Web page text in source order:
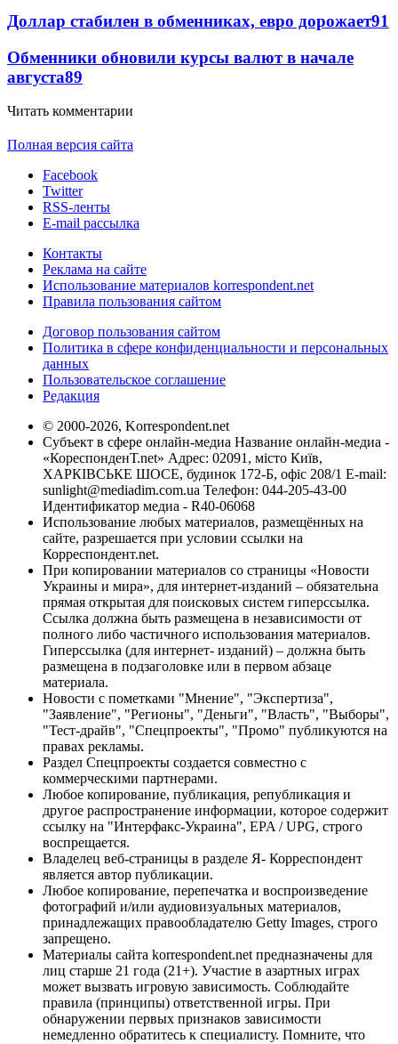
Доллар стабилен в обменниках, евро дорожает91
Обменники обновили курсы валют в начале
августа89
Читать комментарии
Полная версия сайта
Facebook
Twitter
RSS-ленты
E-mail рассылка
Контакты
Реклама на сайте
Использование материалов korrespondent.net
Правила пользования сайтом
Договор пользования сайтом
Политика в сфере конфиденциальности и персональных
данных
Пользовательское соглашение
Редакция
© 2000-2026, Korrespondent.net
Субъект в сфере онлайн-медиа Название онлайн-медиа -
«КореспонденТ.net» Адрес: 02091, місто Київ,
ХАРКІВСЬКЕ ШОСЕ, будинок 172-Б, офіс 208/1 E-mail:
sunlight@mediadim.com.ua Телефон: 044-205-43-00
Идентификатор медиа - R40-06068
Использование любых материалов, размещённых на
сайте, разрешается при условии ссылки на
Корреспондент.net.
При копировании материалов со страницы «Новости
Украины и мира», для интернет-изданий – обязательна
прямая открытая для поисковых систем гиперссылка.
Ссылка должна быть размещена в независимости от
полного либо частичного использования материалов.
Гиперссылка (для интернет- изданий) – должна быть
размещена в подзаголовке или в первом абзаце
материала.
Новости с пометками "Мнение", "Экспертиза",
"Заявление", "Регионы", "Деньги", "Власть", "Выборы",
"Тест-драйв", "Спецпроекты", "Промо" публикуются на
правах рекламы.
Раздел Спецпроекты создается совместно с
коммерческими партнерами.
Любое копирование, публикация, републикация и
другое распространение информации, которое содержит
ссылку на "Интерфакс-Украина", EPA / UPG, строго
воспрещается.
Владелец веб-страницы в разделе Я- Корреспондент
является автор публикации.
Любое копирование, перепечатка и воспроизведение
фотографий и/или аудиовизуальных материалов,
принадлежащих правообладателю Getty Images, строго
запрещено.
Материалы сайта korrespondent.net предназначены для
лиц старше 21 года (21+). Участие в азартных играх
может вызвать игровую зависимость. Соблюдайте
правила (принципы) ответственной игры. При
обнаружении первых признаков зависимости
немедленно обратитесь к специалисту. Помните, что